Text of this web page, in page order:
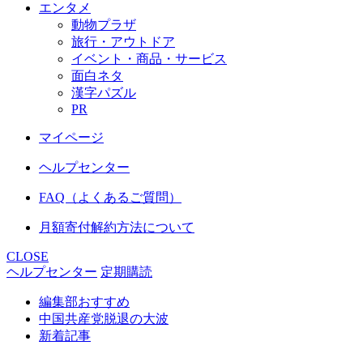
エンタメ
動物プラザ
旅行・アウトドア
イベント・商品・サービス
面白ネタ
漢字パズル
PR
マイページ
ヘルプセンター
FAQ（よくあるご質問）
月額寄付解約方法について
CLOSE
ヘルプセンター 定期購読
編集部おすすめ
中国共産党脱退の大波
新着記事